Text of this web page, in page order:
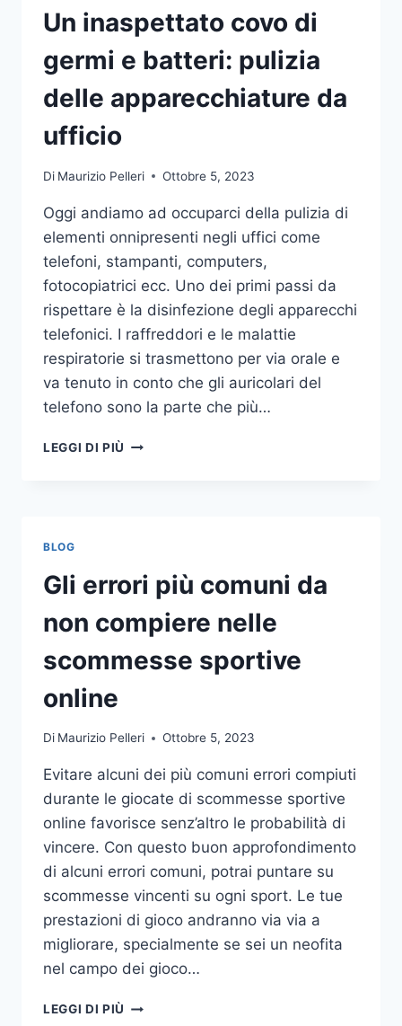
Un inaspettato covo di
germi e batteri: pulizia
delle apparecchiature da
ufficio
Di Maurizio Pelleri Ottobre 5, 2023
Oggi andiamo ad occuparci della pulizia di
elementi onnipresenti negli uffici come
telefoni, stampanti, computers,
fotocopiatrici ecc. Uno dei primi passi da
rispettare è la disinfezione degli apparecchi
telefonici. I raffreddori e le malattie
respiratorie si trasmettono per via orale e
va tenuto in conto che gli auricolari del
telefono sono la parte che più…
LEGGI DI PIÙ UN
PULIZIA
DELLE
APPARECCHIATURE
DA
BLOG
Gli errori più comuni da
non compiere nelle
scommesse sportive
online
Di Maurizio Pelleri Ottobre 5, 2023
Evitare alcuni dei più comuni errori compiuti
durante le giocate di scommesse sportive
online favorisce senz’altro le probabilità di
vincere. Con questo buon approfondimento
di alcuni errori comuni, potrai puntare su
scommesse vincenti su ogni sport. Le tue
prestazioni di gioco andranno via via a
migliorare, specialmente se sei un neofita
nel campo dei gioco…
LEGGI DI PIÙ GLI